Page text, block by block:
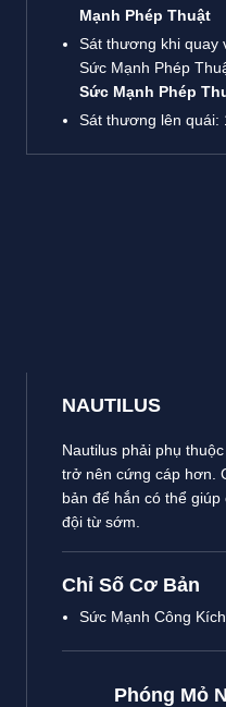
Mạnh Phép Thuật
Sát thương khi quay
Sức Mạnh Phép
Sức Mạnh Phép
Sát thương lên quái:
NAUTILUS
Nautilus phải phụ
trở nên cứng cáp hơn.
bản để hắn có thể
đội từ sớm.
Chỉ Số Cơ Bản
Sức Mạnh Công
Phóng Mỏ